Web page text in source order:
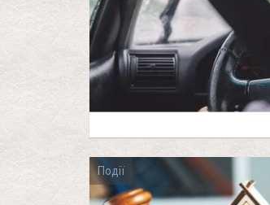
Події